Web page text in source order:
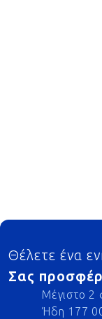
Footer
Θέλετε ένα
Σας
Μέγιστο 2
Ήδη 177